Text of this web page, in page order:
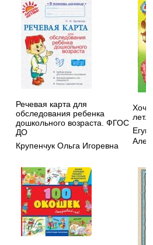
Речевая карта для
обследования ребенка
дошкольного возраста. ФГОС
ДО
Крупенчук Ольга Игоревна
Хочу
лет.